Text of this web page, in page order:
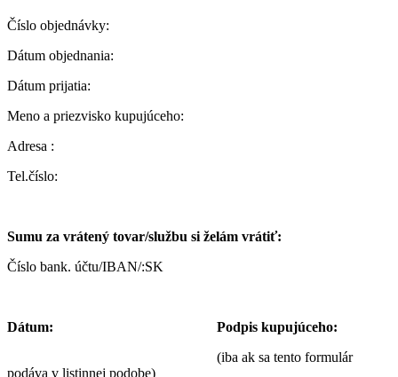
Číslo objednávky:
Dátum objednania:
Dátum prijatia:
Meno a priezvisko kupujúceho:
Adresa :
Tel.číslo:
Sumu za vrátený tovar/službu si želám vrátiť:
Číslo bank. účtu/IBAN/:SK
Dátum:
Podpis kupujúceho:
(iba ak sa tento formulár
podáva v listinnej podobe)